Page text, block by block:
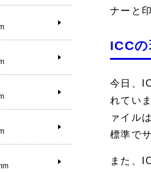
ナーと
ICC
今日、
れてい
ァイル
標準で
また、